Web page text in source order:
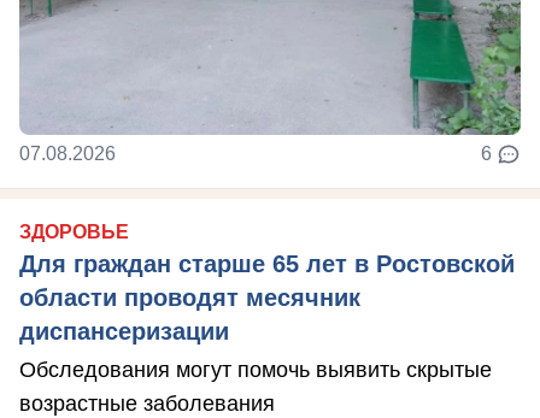
07.08.2026 6
ЗДОРОВЬЕ
Для граждан старше 65 лет в Ростовской
области проводят месячник
диспансеризации
Обследования могут помочь выявить скрытые
возрастные заболевания